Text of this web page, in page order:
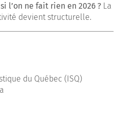
l’on ne fait rien en 2026 ?La
devient structurelle.
du Québec (ISQ)